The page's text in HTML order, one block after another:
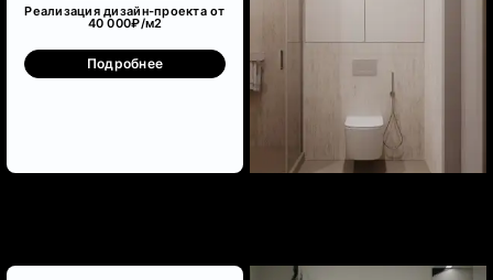
Реализация дизайн-проекта от
40 000₽/м2
Подробнее